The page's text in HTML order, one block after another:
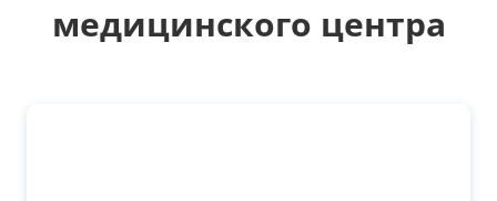
медицинского центра